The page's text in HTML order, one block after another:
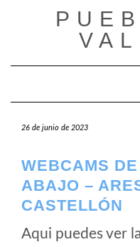
26 de junio de 2023
WEBCAMS
ABAJO –
CASTELLÓN
Aqui puedes ver